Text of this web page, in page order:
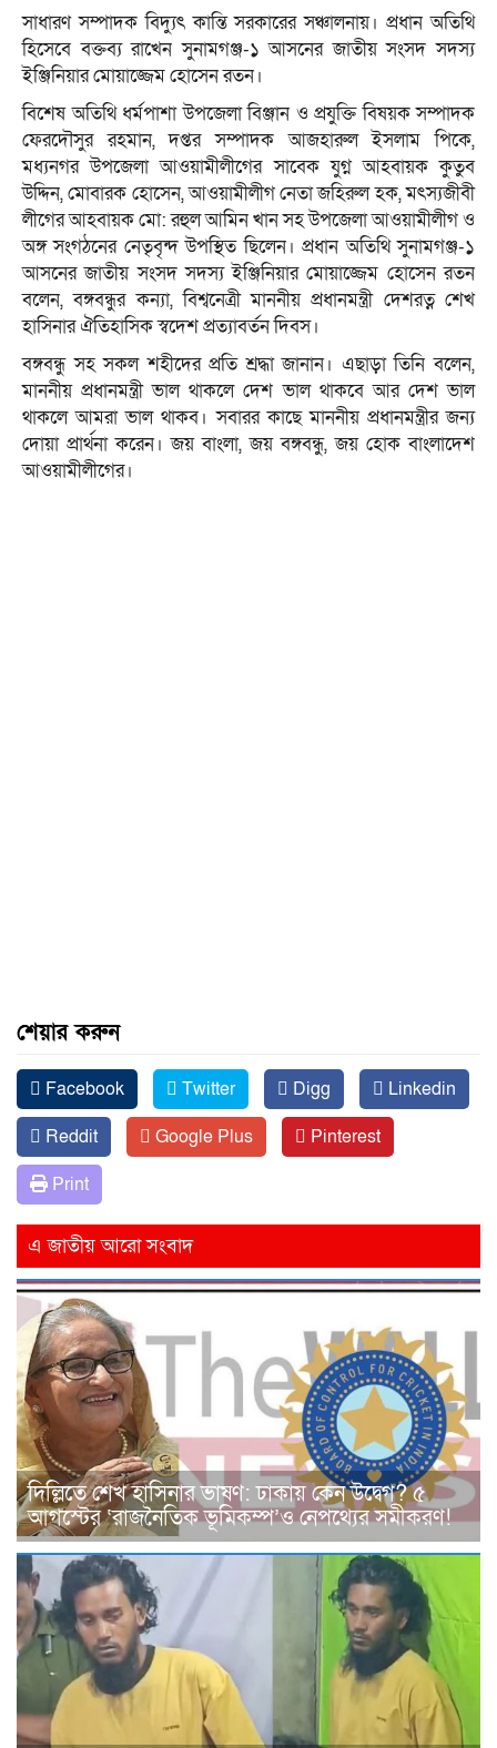
সাধারণ সম্পাদক বিদ্যুৎ কান্তি সরকারের সঞ্চালনায়। প্রধান অতিথি
হিসেবে বক্তব্য রাখেন সুনামগঞ্জ-১ আসনের জাতীয় সংসদ সদস্য
ইঞ্জিনিয়ার মোয়াজ্জেম হোসেন রতন।
বিশেষ অতিথি ধর্মপাশা উপজেলা বিঞ্জান ও প্রযুক্তি বিষয়ক সম্পাদক
ফেরদৌসুর রহমান, দপ্তর সম্পাদক আজহারুল ইসলাম পিকে,
মধ্যনগর উপজেলা আওয়ামীলীগের সাবেক যুগ্ন আহবায়ক কুতুব
উদ্দিন, মোবারক হোসেন, আওয়ামীলীগ নেতা জহিরুল হক, মৎস্যজীবী
লীগের আহবায়ক মো: রহুল আমিন খান সহ উপজেলা আওয়ামীলীগ ও
অঙ্গ সংগঠনের নেতৃবৃন্দ উপস্থিত ছিলেন। প্রধান অতিথি সুনামগঞ্জ-১
আসনের জাতীয় সংসদ সদস্য ইঞ্জিনিয়ার মোয়াজ্জেম হোসেন রতন
বলেন, বঙ্গবন্ধুর কন্যা, বিশ্বনেত্রী মাননীয় প্রধানমন্ত্রী দেশরত্ন শেখ
হাসিনার ঐতিহাসিক স্বদেশ প্রত্যাবর্তন দিবস।
বঙ্গবন্ধু সহ সকল শহীদের প্রতি শ্রদ্ধা জানান। এছাড়া তিনি বলেন,
মাননীয় প্রধানমন্ত্রী ভাল থাকলে দেশ ভাল থাকবে আর দেশ ভাল
থাকলে আমরা ভাল থাকব। সবারর কাছে মাননীয় প্রধানমন্ত্রীর জন্য
দোয়া প্রার্থনা করেন। জয় বাংলা, জয় বঙ্গবন্ধু, জয় হোক বাংলাদেশ
আওয়ামীলীগের।
শেয়ার করুন
Facebook Twitter Digg
Linkedin
Reddit
Google Plus
Pinterest
Print
এ জাতীয় আরো সংবাদ
দিল্লিতে শেখ হাসিনার ভাষণ: ঢাকায় কেন উদ্বেগ? ৫
আগস্টের ‘রাজনৈতিক ভূমিকম্প’ও নেপথ্যের সমীকরণ!